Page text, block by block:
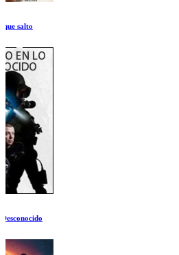
Vikingos Temporada 1 Ep 5-6